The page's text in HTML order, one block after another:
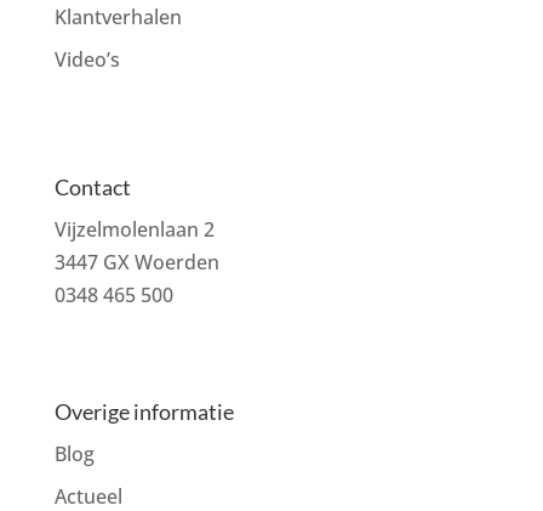
Klantverhalen
Video’s
Contact
Vijzelmolenlaan 2
3447 GX Woerden
0348 465 500
Overige informatie
Blog
Actueel